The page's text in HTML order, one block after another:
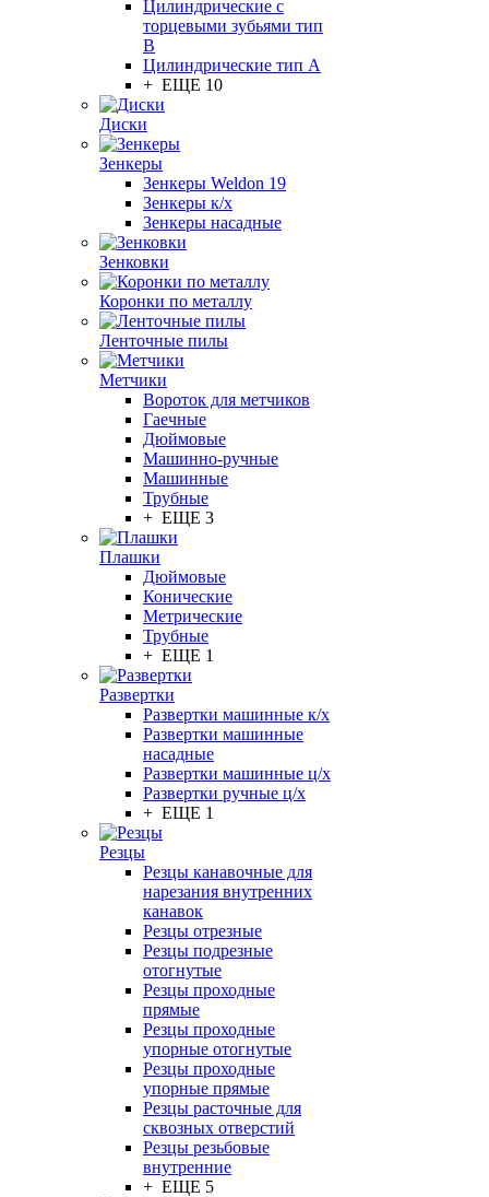
Цилиндрические с
торцевыми зубьями тип
B
Цилиндрические тип А
+ ЕЩЕ 10
Диски
Зенкеры
Зенкеры Weldon 19
Зенкеры к/х
Зенкеры насадные
Зенковки
Коронки по металлу
Ленточные пилы
Метчики
Вороток для метчиков
Гаечные
Дюймовые
Машинно-ручные
Машинные
Трубные
+ ЕЩЕ 3
Плашки
Дюймовые
Конические
Метрические
Трубные
+ ЕЩЕ 1
Развертки
Развертки машинные к/х
Развертки машинные
насадные
Развертки машинные ц/х
Развертки ручные ц/х
+ ЕЩЕ 1
Резцы
Резцы канавочные для
нарезания внутренних
канавок
Резцы отрезные
Резцы подрезные
отогнутые
Резцы проходные
прямые
Резцы проходные
упорные отогнутые
Резцы проходные
упорные прямые
Резцы расточные для
сквозных отверстий
Резцы резьбовые
внутренние
+ ЕЩЕ 5